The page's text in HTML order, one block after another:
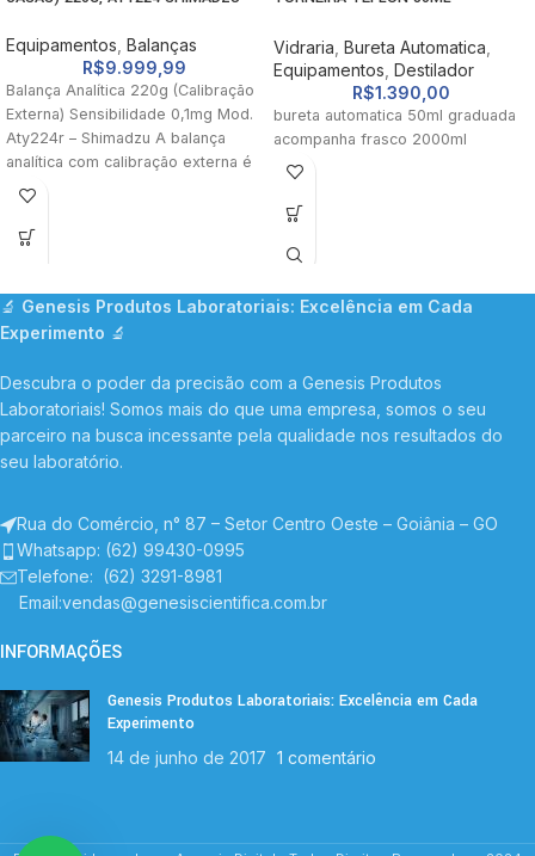
Equipamentos Balanças
R$9.999,99
Balança Analítica 220g (Calibração
Externa) Sensibilidade 0,1mg Mod.
Aty224r – Shimadzu A balança
analítica com calibração externa é
um instrumento
Vidraria Bureta Automatica
Equipamentos Destilador
R$1.390,00
bureta automatica 50ml graduada
acompanha frasco 2000ml
🔬 Genesis Produtos Laboratoriais: Excelência em Cada
Experimento 🔬
Descubra o poder da precisão com a Genesis Produtos
Laboratoriais! Somos mais do que uma empresa, somos o seu
parceiro na busca incessante pela qualidade nos resultados do
seu laboratório.
Rua do Comércio, n° 87 – Setor Centro Oeste – Goiânia – GO
Whatsapp: (62) 99430-0995
Telefone: (62) 3291-8981
Email:vendas@genesiscientifica.com.br
INFORMAÇÕES
Genesis Produtos Laboratoriais: Excelência em Cada
Experimento
14 de junho de 2017 1 comentário